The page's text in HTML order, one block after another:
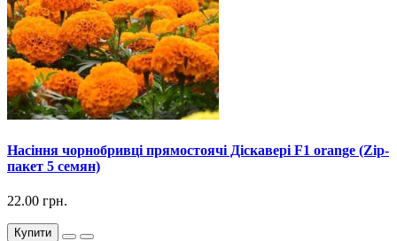
Насіння чорнобривці прямостоячі Діскавері F1 orange (Zip-
пакет 5 семян)
22.00 грн.
Купити